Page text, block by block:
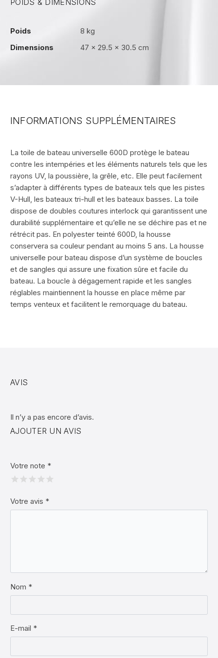
POIDS & DIMENSIONS
Poids
8 kg
Dimensions
47 × 29.5 × 30.5 cm
INFORMATIONS SUPPLÉMENTAIRES
La toile de bateau universelle 600D protège le bateau
contre les intempéries et les éléments naturels tels que les
rayons UV, la poussière, la grêle, etc. Elle peut facilement
s’adapter à différents types de bateaux tels que les pistes
V-Hull, les bateaux tri-hull et les bateaux basses. La toile
dispose de doubles coutures interlock qui garantissent une
durabilité supplémentaire et qu’elle ne se déchire pas et ne
rétrécit pas. En polyester teinté 600D, la housse
conservera sa couleur pendant au moins 5 ans. La housse
universelle pour bateau dispose d’un système de boucles
et de sangles qui assure une fixation sûre et facile du
bateau. La boucle à dégagement rapide et les sangles
réglables maintiennent la housse en place même par
temps venteux et facilitent le remorquage du bateau.
AVIS
Il n’y a pas encore d’avis.
AJOUTER UN AVIS
Votre note *
Votre avis *
Nom *
E-mail *